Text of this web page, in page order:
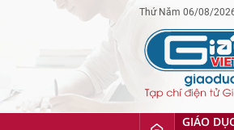
Thứ Năm 06/08/
GIÁO